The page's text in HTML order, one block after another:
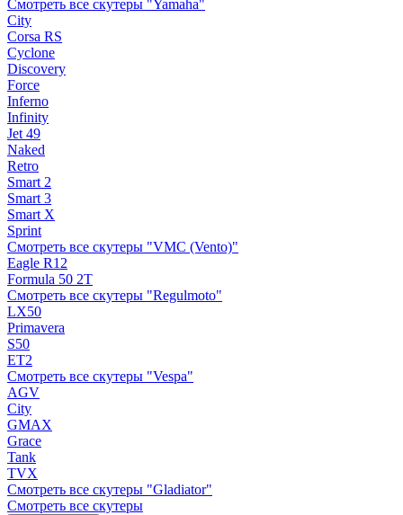
Смотреть все скутеры "Yamaha"
City
Corsa RS
Cyclone
Discovery
Force
Inferno
Infinity
Jet 49
Naked
Retro
Smart 2
Smart 3
Smart X
Sprint
Смотреть все скутеры "VMC (Vento)"
Eagle R12
Formula 50 2Т
Смотреть все скутеры "Regulmoto"
LX50
Primavera
S50
ET2
Смотреть все скутеры "Vespa"
AGV
City
GMAX
Grace
Tank
TVX
Смотреть все скутеры "Gladiator"
Смотреть все скутеры